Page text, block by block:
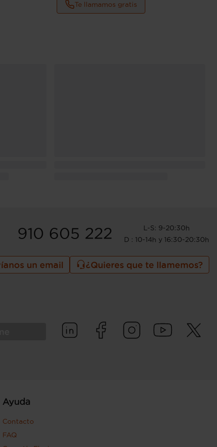
Te llamamos gratis
910 605 222
L-S: 9-20:30h
D : 10-14h y 16:30-20:30h
un email ¿Quieres que te llamemos?
Ayuda
Contacto
FAQ